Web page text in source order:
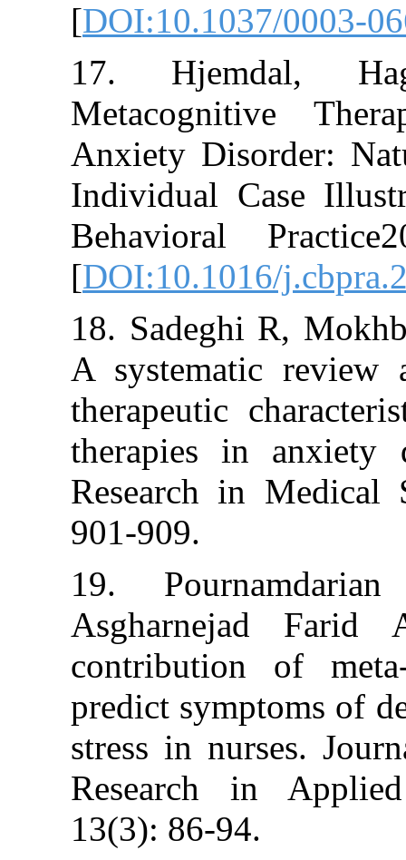
[DOI:10.1037/
17.
Anxiety
Individual
Behavioral
[DOI:10.1016/
18. Sadeghi
A systematic
therapeutic
therapies in
Research in
901-909.
19.
Asgharnejad
contribution
predict
stress in
Research in
13(3): 86-94.